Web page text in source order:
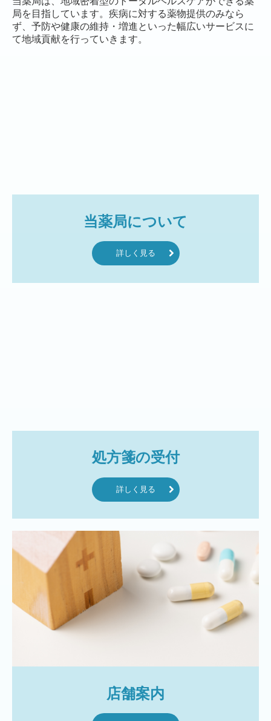
局を目指しています。疾病に対する薬物提供のみなら
ず、予防や健康の維持・増進といった幅広いサービスに
て地域貢献を行っていきます。
当薬局について
詳しく見る
処方箋の受付
詳しく見る
店舗案内